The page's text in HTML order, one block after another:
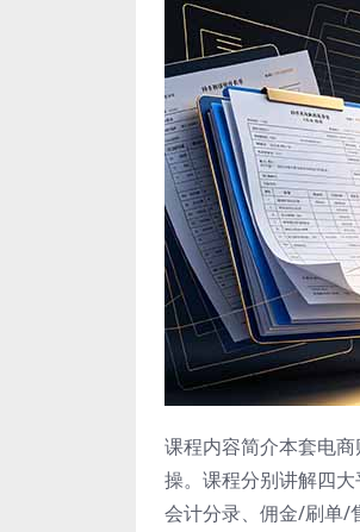
课程内容简介本套电
操。课程分别讲解四
会计分录、佣金/刷单/